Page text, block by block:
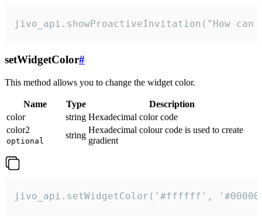
jivo_api.showProactiveInvitation("How
setWidgetColor#
This method allows you to change the widget color.
Name Type
Description
color
string Hexadecimal color code
color2
optional
string
Hexadecimal colour code is used to create
gradient
jivo_api.setWidgetColor('#ffffff',